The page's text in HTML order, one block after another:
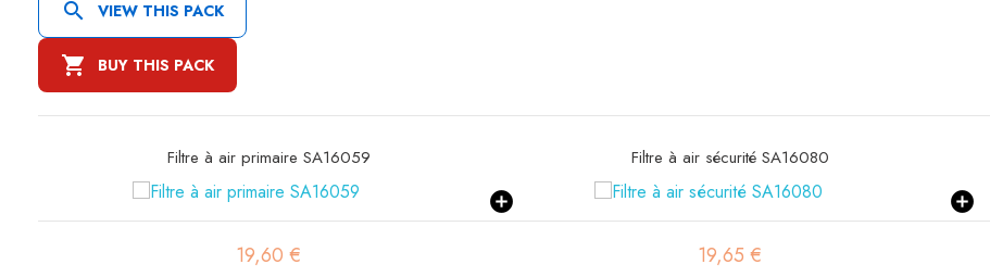
 VIEW THIS PACK
 BUY THIS PACK
Filtre à air primaire SA16059
19,60 €
Filtre à air sécurité SA16080
19,65 €